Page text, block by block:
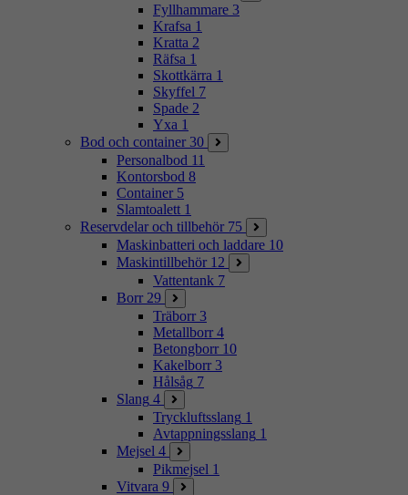
Fyllhammare 3
Krafsa 1
Kratta 2
Räfsa 1
Skottkärra 1
Skyffel 7
Spade 2
Yxa 1
Bod och container 30
Personalbod 11
Kontorsbod 8
Container 5
Slamtoalett 1
Reservdelar och tillbehör 75
Maskinbatteri och laddare 10
Maskintillbehör 12
Vattentank 7
Borr 29
Träborr 3
Metallborr 4
Betongborr 10
Kakelborr 3
Hålsåg 7
Slang 4
Tryckluftsslang 1
Avtappningsslang 1
Mejsel 4
Pikmejsel 1
Vitvara 9